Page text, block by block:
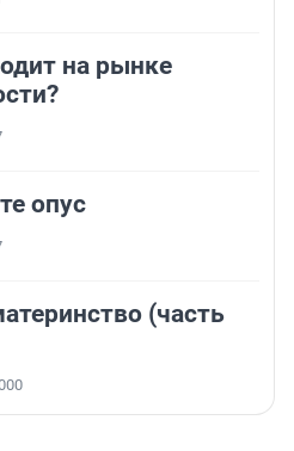
на рынке
опус
(часть